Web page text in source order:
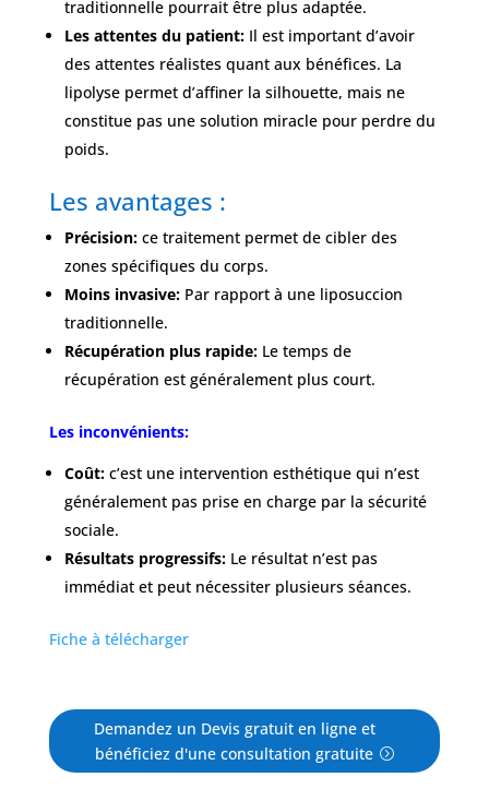
traditionnelle pourrait être plus adaptée.
Les attentes du patient:Il est important d’avoir
des attentes réalistes quant aux bénéfices. La
lipolyse permet d’affiner la silhouette, mais ne
constitue pas une solution miracle pour perdre du
poids.
Les avantages :
Précision:ce traitement permet de cibler des
zones spécifiques du corps.
Moins invasive:Par rapport à une liposuccion
traditionnelle.
Récupération plus rapide:Le temps de
récupération est généralement plus court.
Les inconvénients:
Coût:c’est une intervention esthétique qui n’est
généralement pas prise en charge par la sécurité
sociale.
Résultats progressifs:Le résultat n’est pas
immédiat et peut nécessiter plusieurs séances.
Fiche à télécharger
Demandez un Devis gratuit en ligne et
bénéficiez d'une consultation gratuite